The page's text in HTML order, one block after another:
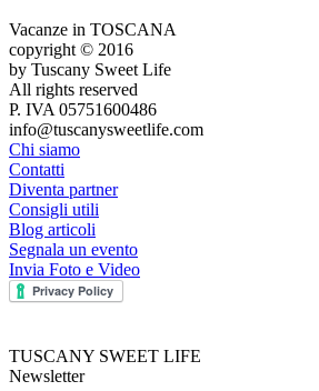
Vacanze in TOSCANA
copyright © 2016
by Tuscany Sweet Life
All rights reserved
P. IVA 05751600486
info@tuscanysweetlife.com
Chi siamo
Contatti
Diventa partner
Consigli utili
Blog articoli
Segnala un evento
Invia Foto e Video
TUSCANY SWEET LIFE
Newsletter